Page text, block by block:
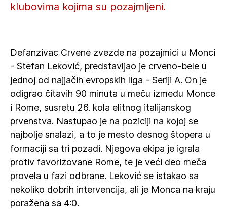
klubovima kojima su pozajmljeni.
Defanzivac Crvene zvezde na pozajmici u Monci
- Stefan Leković, predstavljao je crveno-bele u
jednoj od najjačih evropskih liga - Seriji A. On je
odigrao čitavih 90 minuta u meču između Monce
i Rome, susretu 26. kola elitnog italijanskog
prvenstva. Nastupao je na poziciji na kojoj se
najbolje snalazi, a to je mesto desnog štopera u
formaciji sa tri pozadi. Njegova ekipa je igrala
protiv favorizovane Rome, te je veći deo meča
provela u fazi odbrane. Leković se istakao sa
nekoliko dobrih intervencija, ali je Monca na kraju
poražena sa 4:0.